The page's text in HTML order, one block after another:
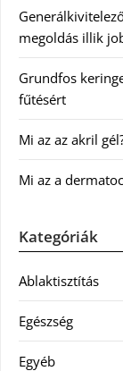
megoldás illik
Grundfos
fűtésért
Mi az az akril
Mi az a
Kategóriák
Ablaktisztítás
Egészség
Egyéb